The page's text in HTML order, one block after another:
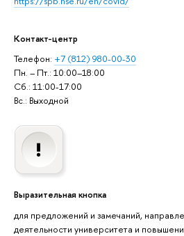
Контакт-центр
Телефон: +7 (812) 980-00-30
Пн. – Пт.: 10:00–18:00
Сб.: 11:00-17:00
Вс.: Выходной
Выразительная кнопка
для предложений и замечаний,
деятельности университета и